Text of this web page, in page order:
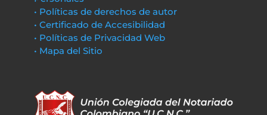
• Políticas de derechos de autor
• Certificado de Accesibilidad
• Políticas de Privacidad Web
• Mapa del Sitio